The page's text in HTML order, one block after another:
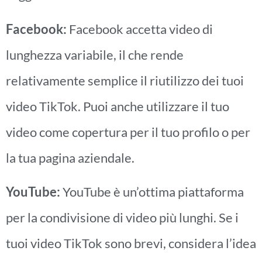
Facebook: Facebook accetta video di
lunghezza variabile, il che rende
relativamente semplice il riutilizzo dei tuoi
video TikTok. Puoi anche utilizzare il tuo
video come copertura per il tuo profilo o per
la tua pagina aziendale.
YouTube:YouTube è un’ottima piattaforma
per la condivisione di video più lunghi. Se i
tuoi video TikTok sono brevi, considera l’idea